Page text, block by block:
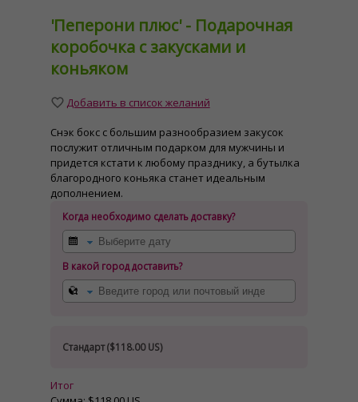
'Пеперони плюс' - Подарочная
коробочка с закусками и
коньяком
Добавить в список желаний
Снэк бокс с большим разнообразием закусок
послужит отличным подарком для мужчины и
придется кстати к любому празднику, а бутылка
благородного коньяка станет идеальным
дополнением.
Когда необходимо сделать доставку?
В какой город доставить?
Стандарт ($118.00 US)
Итог